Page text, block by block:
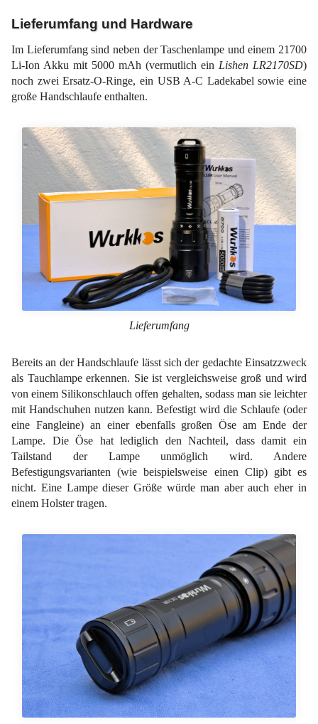
Lieferumfang und Hardware
Im Lieferumfang sind neben der Taschenlampe und einem 21700
Li-Ion Akku mit 5000 mAh (vermutlich ein Lishen LR2170SD)
noch zwei Ersatz-O-Ringe, ein USB A-C Ladekabel sowie eine
große Handschlaufe enthalten.
Lieferumfang
Bereits an der Handschlaufe lässt sich der gedachte Einsatzzweck
als Tauchlampe erkennen. Sie ist vergleichsweise groß und wird
von einem Silikonschlauch offen gehalten, sodass man sie leichter
mit Handschuhen nutzen kann. Befestigt wird die Schlaufe (oder
eine Fangleine) an einer ebenfalls großen Öse am Ende der
Lampe. Die Öse hat lediglich den Nachteil, dass damit ein
Tailstand der Lampe unmöglich wird. Andere
Befestigungsvarianten (wie beispielsweise einen Clip) gibt es
nicht. Eine Lampe dieser Größe würde man aber auch eher in
einem Holster tragen.